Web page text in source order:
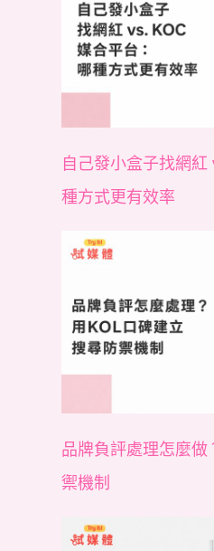
自己發小盒子找網
種方式更有效率
品牌負評處理怎麼
禦機制